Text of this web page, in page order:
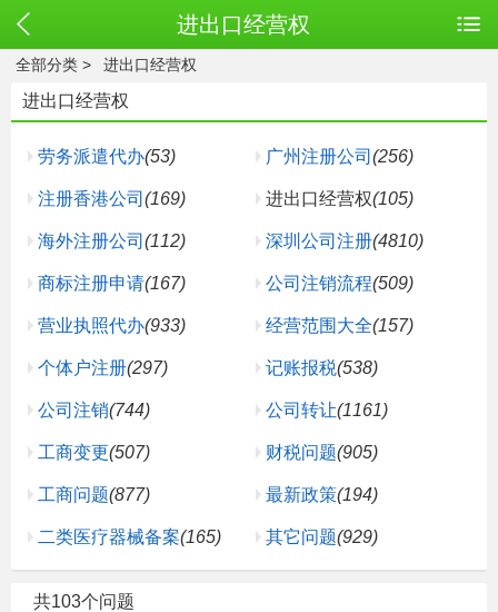
进出口经营权
全部分类 > 进出口经营权
进出口经营权
劳务派遣代办(53) 广州注册公司 (256)
注册香港公司 (169) 进出口经营权(105)
海外注册公司 (112) 深圳公司注册(4810)
商标注册申请(167) 公司注销流程(509)
营业执照代办(933) 经营范围大全(157)
个体户注册(297) 记账报税(538)
公司注销(744) 公司转让(1161)
工商变更(507) 财税问题(905)
工商问题(877) 最新政策(194)
二类医疗器械备案(165) 其它问题(929)
共103个问题